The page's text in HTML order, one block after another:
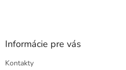
Informácie pre vás
Kontakty